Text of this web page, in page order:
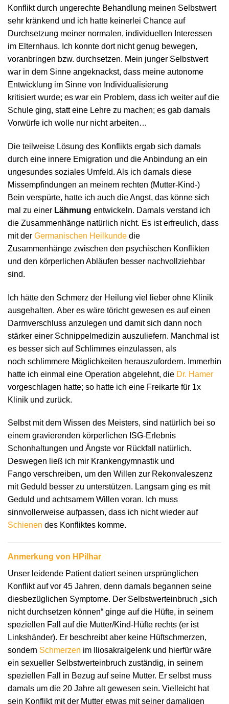
Konflikt durch ungerechte Behandlung meinen Selbstwert
sehr kränkend und ich hatte keinerlei Chance auf
Durchsetzung meiner normalen, individuellen Interessen
im Elternhaus. Ich konnte dort nicht genug bewegen,
voranbringen bzw. durchsetzen. Mein junger Selbstwert
war in dem Sinne angeknackst, dass meine autonome
Entwicklung im Sinne von Individualisierung
kritisiert wurde; es war ein Problem, dass ich weiter auf die
Schule ging, statt eine Lehre zu machen; es gab damals
Vorwürfe ich wolle nur nicht arbeiten…
Die teilweise Lösung des Konflikts ergab sich damals
durch eine innere Emigration und die Anbindung an ein
ungesundes soziales Umfeld. Als ich damals diese
Missempfindungen an meinem rechten (Mutter-Kind-)
Bein verspürte, hatte ich auch die Angst, das könne sich
mal zu einer Lähmung entwickeln. Damals verstand ich
die Zusammenhänge natürlich nicht. Es ist erfreulich, dass
mit der Germanischen Heilkunde die
Zusammenhänge zwischen den psychischen Konflikten
und den körperlichen Abläufen besser nachvollziehbar
sind.
Ich hätte den Schmerz der Heilung viel lieber ohne Klinik
ausgehalten. Aber es wäre töricht gewesen es auf einen
Darmverschluss anzulegen und damit sich dann noch
stärker einer Schnippelmedizin auszuliefern. Manchmal ist
es besser sich auf Schlimmes einzulassen, als
noch schlimmere Möglichkeiten herauszufordern. Immerhin
hatte ich einmal eine Operation abgelehnt, die Dr. Hamer
vorgeschlagen hatte; so hatte ich eine Freikarte für 1x
Klinik und zurück.
Selbst mit dem Wissen des Meisters, sind natürlich bei so
einem gravierenden körperlichen ISG-Erlebnis
Schonhaltungen und Ängste vor Rückfall natürlich.
Deswegen ließ ich mir Krankengymnastik und
Fango verschreiben, um den Willen zur Rekonvaleszenz
mit Geduld besser zu unterstützen. Langsam ging es mit
Geduld und achtsamem Willen voran. Ich muss
sinnvollerweise aufpassen, dass ich nicht wieder auf
Schienen des Konfliktes komme.
Anmerkung von HPilhar
Unser leidende Patient datiert seinen ursprünglichen
Konflikt auf vor 45 Jahren, denn damals begannen seine
diesbezüglichen Symptome. Der Selbstwerteinbruch „sich
nicht durchsetzen können“ ginge auf die Hüfte, in seinem
speziellen Fall auf die Mutter/Kind-Hüfte rechts (er ist
Linkshänder). Er beschreibt aber keine Hüftschmerzen,
sondern Schmerzen im Iliosakralgelenk und hierfür wäre
ein sexueller Selbstwerteinbruch zuständig, in seinem
speziellen Fall in Bezug auf seine Mutter. Er selbst muss
damals um die 20 Jahre alt gewesen sein. Vielleicht hat
sein Konflikt mit der Mutter etwas mit seiner damaligen